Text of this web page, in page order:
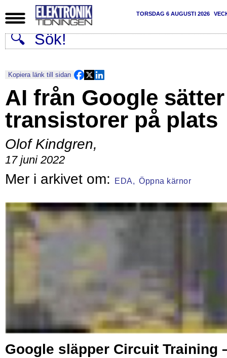
TORSDAG 6 AUGUSTI 2026
Kopiera länk till sidan
AI från Google sätter
transistorer på plats
Olof Kindgren,
17 juni 2022
EDA, Öppna kärnor
Google släpper Circuit Training